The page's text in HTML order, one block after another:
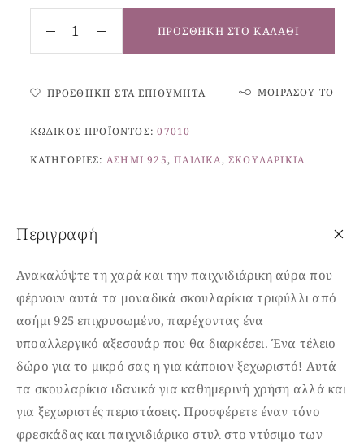
ΠΡΟΣΘΉΚΗ ΣΤΟ ΚΑΛΆΘΙ
ΠΡΟΣΘΉΚΗ ΣΤΑ ΕΠΙΘΥΜΗΤΆ ΜΟΙΡΆΣΟΥ ΤΟ
ΚΩΔΙΚΌΣ ΠΡΟΪΌΝΤΟΣ:07010
ΚΑΤΗΓΟΡΊΕΣ: ΑΣΉΜΙ 925,ΠΑΙΔΙΚΆ, ΣΚΟΥΛΑΡΊΚΙΑ
Περιγραφή
Ανακαλύψτε τη χαρά και την παιχνιδιάρικη αύρα που
φέρνουν αυτά τα μοναδικά σκουλαρίκια τριφύλλι από
ασήμι 925 επιχρυσωμένο, παρέχοντας ένα
υποαλλεργικό αξεσουάρ που θα διαρκέσει. Ένα τέλειο
δώρο για το μικρό σας η για κάποιον ξεχωριστό! Αυτά
τα σκουλαρίκια ιδανικά για καθημερινή χρήση αλλά και
για ξεχωριστές περιστάσεις. Προσφέρετε έναν τόνο
φρεσκάδας και παιχνιδιάρικο στυλ στο ντύσιμο των